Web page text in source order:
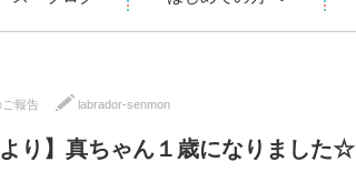
報告 labrador-senmon
より】真ちゃん１歳になりました☆